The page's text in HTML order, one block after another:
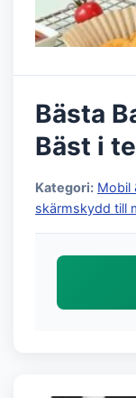
Bästa
Bäst i
Kategori: Mobil
skärmskydd till